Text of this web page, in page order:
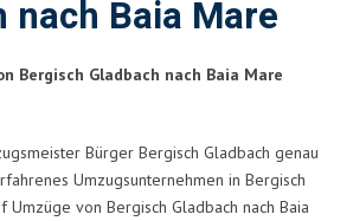
nach Baia Mare
Bergisch Gladbach nach Baia Mare
Bürger Bergisch Gladbach genau
Umzugsunternehmen in Bergisch
Umzüge von Bergisch Gladbach nach Baia